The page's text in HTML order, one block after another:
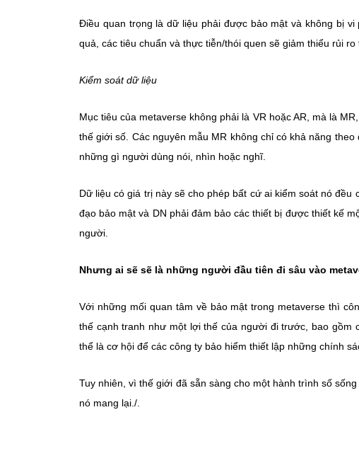
Điều quan trọng là dữ liệu phải được bảo mật và không bị
quả, các tiêu chuẩn và thực tiễn/thói quen sẽ giảm thiểu rủi ro
Kiểm soát dữ liệu
Mục tiêu của metaverse không phải là VR hoặc AR, mà là
thế giới số. Các nguyên mẫu MR không chỉ có khả năng
những gì người dùng nói, nhìn hoặc nghĩ.
Dữ liệu có giá trị này sẽ cho phép bất cứ ai kiểm soát nó
đạo bảo mật và DN phải đảm bảo các thiết bị được thiết kế
người.
Nhưng ai sẽ sẽ là những người đầu tiên đi sâu vào
Với những mối quan tâm về bảo mật trong metaverse thì
thế cạnh tranh như một lợi thế của người đi trước, bao
thể là cơ hội để các công ty bảo hiểm thiết lập những chính
Tuy nhiên, vì thế giới đã sẵn sàng cho một hành trình số
nó mang lại./.